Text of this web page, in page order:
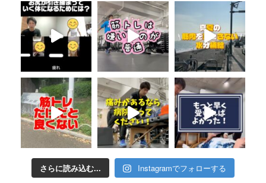
さらに読み込む... Instagramでフォローする